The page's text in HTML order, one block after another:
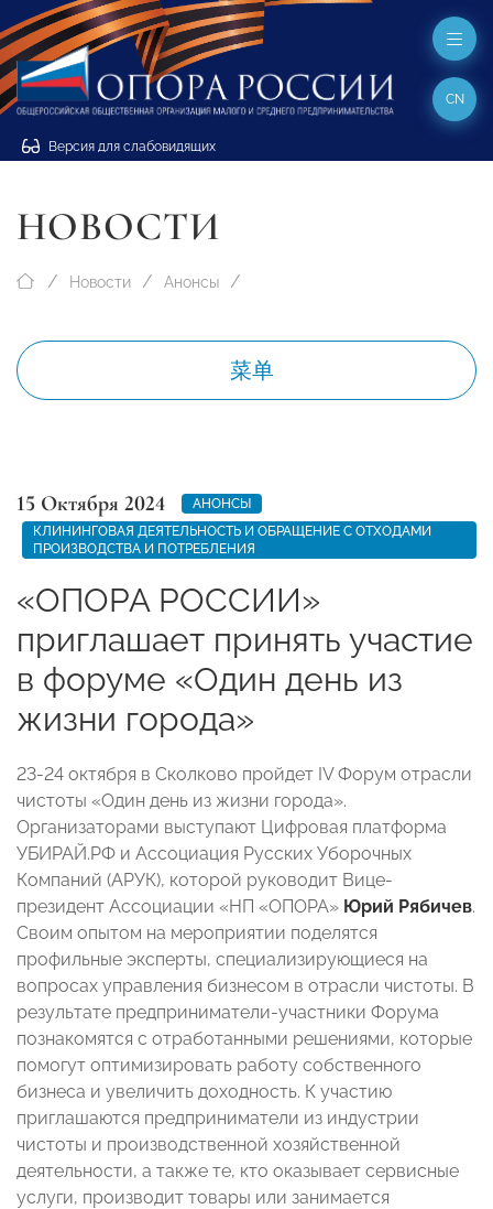
Версия для слабовидящих
CN
НОВОСТИ
Новости Анонсы
菜单
15 Октября 2024
АНОНСЫ
КЛИНИНГОВАЯ ДЕЯТЕЛЬНОСТЬ И ОБРАЩЕНИЕ С ОТХОДАМИ
ПРОИЗВОДСТВА И ПОТРЕБЛЕНИЯ
«ОПОРА РОССИИ»
приглашает принять участие
в форуме «Один день из
жизни города»
23-24 октября в Сколково пройдет IV Форум отрасли
чистоты «Один день из жизни города».
Организаторами выступают Цифровая платформа
УБИРАЙ.РФ и Ассоциация Русских Уборочных
Компаний (АРУК), которой руководит Вице-
президент Ассоциации «НП «ОПОРА» Юрий Рябичев.
Своим опытом на мероприятии поделятся
профильные эксперты, специализирующиеся на
вопросах управления бизнесом в отрасли чистоты. В
результате предприниматели-участники Форума
познакомятся с отработанными решениями, которые
помогут оптимизировать работу собственного
бизнеса и увеличить доходность. К участию
приглашаются предприниматели из индустрии
чистоты и производственной хозяйственной
деятельности, а также те, кто оказывает сервисные
услуги, производит товары или занимается